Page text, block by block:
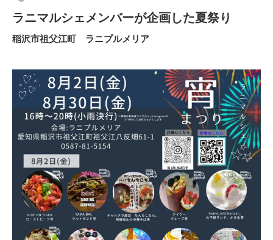
ラニマルシェメンバーが企画した夏祭り
稲沢市祖父江町 ラニプルメリア